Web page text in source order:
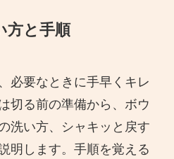
方と手順
必要なときに手早くキレ
切る前の準備から、ボウ
洗い方、シャキッと戻す
明します。手順を覚える